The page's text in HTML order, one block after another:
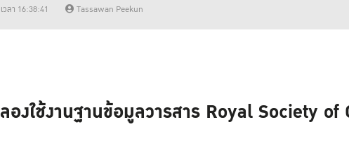
ลา 16:38:41
Tassawan Peekun
องใช้งานฐานข้อมูลวารสาร Royal Society